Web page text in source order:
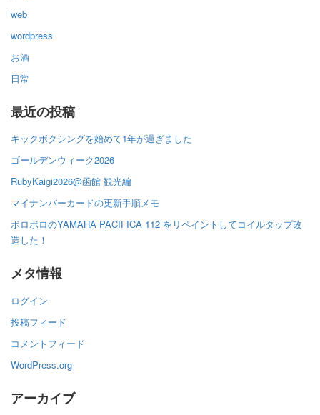
web
wordpress
お酒
日常
最近の投稿
キックボクシングを始めて1年が過ぎました
ゴールデンウィーク2026
RubyKaigi2026@函館 観光編
マイナンバーカードの更新手順メモ
ボロボロのYAMAHA PACIFICA 112 をリペイントしてコイルタップ改
造した！
メタ情報
ログイン
投稿フィード
コメントフィード
WordPress.org
アーカイブ